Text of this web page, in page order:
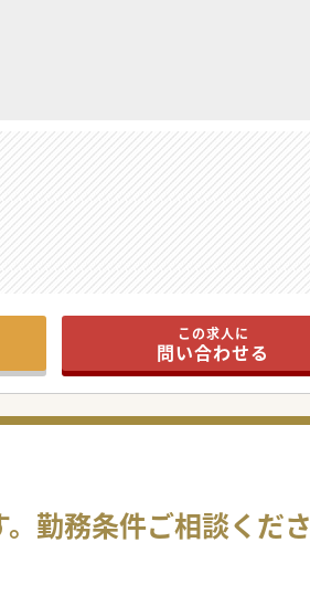
この求人に
問い合わせる
勤務条件ご相談くださ